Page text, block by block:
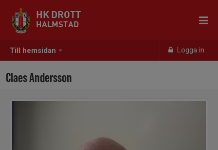
Till hemsidan Logga in
HK DROTT
HALMSTAD
Claes Andersson